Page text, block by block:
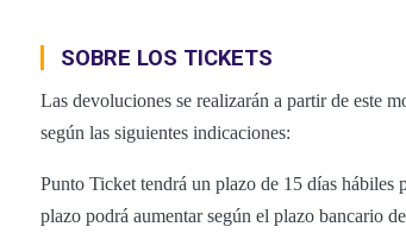
SOBRE LOS TICKETS
Las devoluciones se realizarán a partir de este
según las siguientes indicaciones:
Punto Ticket tendrá un plazo de 15 días hábiles
plazo podrá aumentar según el plazo bancario